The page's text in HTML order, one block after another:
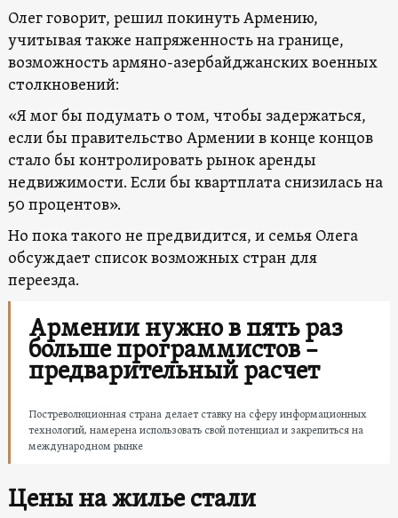
Олег говорит, решил покинуть Армению,
учитывая также напряженность на границе,
возможность армяно-азербайджанских военных
столкновений:
«Я мог бы подумать о том, чтобы задержаться,
если бы правительство Армении в конце концов
стало бы контролировать рынок аренды
недвижимости. Если бы квартплата снизилась на
50 процентов».
Но пока такого не предвидится, и семья Олега
обсуждает список возможных стран для
переезда.
Армении нужно в пять раз
больше программистов –
предварительный расчет
Постреволюционная страна делает ставку на сферу информационных
технологий, намерена использовать свой потенциал и закрепиться на
международном рынке
Цены на жилье стали